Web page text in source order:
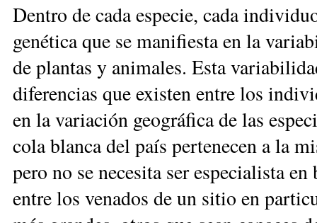
Dentro de cada especie, cada
genética que se manifiesta en la
de plantas y animales. Esta
diferencias que existen entre los
en la variación geográfica de las
cola blanca del país pertenecen a la
pero no se necesita ser especialista
entre los venados de un sitio en